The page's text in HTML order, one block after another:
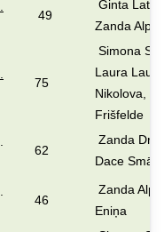
49
Ginta
Zanda Alpa
75
Simona
Laura
Nikolova,
Frišfelde
62
Zanda
Dace
46
Zanda
Eniņa